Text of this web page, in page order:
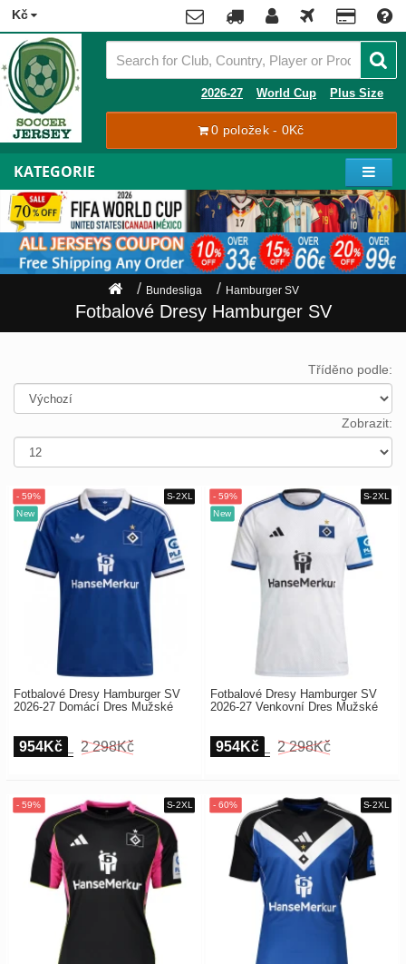
Kč
Contact
Tracking
Můj
účet
Zaregistrovat
se
Přihlásit
Payment
Nákupní
Objednat
2026-27 World Cup Plus Size
0 položek - 0Kč
x
KATEGORIE
Premier
League
La
Liga
Bundesliga
Serie
A
Ligue
1
2026
Europe
UEFA
CONMEBOL
Other
Teams
Retro
Dětské
Dámské
Bundesliga Hamburger SV
Fotbalové Dresy Hamburger SV
Tříděno podle:
Zobrazit:
Fotbalové Dresy Hamburger SV
2026-27 Domácí Dres Mužské
954Kč 2 298Kč
Fotbalové Dresy Hamburger SV
2026-27 Venkovní Dres Mužské
954Kč 2 298Kč